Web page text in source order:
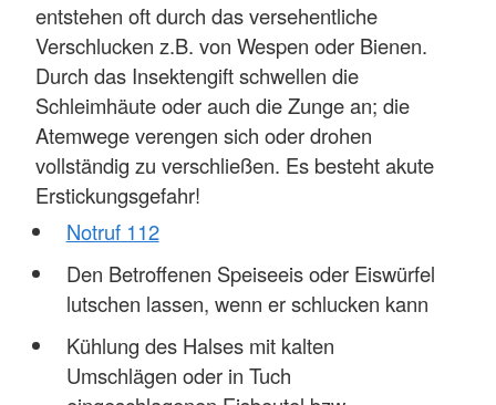
entstehen oft durch das versehentliche
Verschlucken z.B. von Wespen oder Bienen.
Durch das Insektengift schwellen die
Schleimhäute oder auch die Zunge an; die
Atemwege verengen sich oder drohen
vollständig zu verschließen. Es besteht akute
Erstickungsgefahr!
Notruf 112
Den Betroffenen Speiseeis oder Eiswürfel
lutschen lassen, wenn er schlucken kann
Kühlung des Halses mit kalten
Umschlägen oder in Tuch